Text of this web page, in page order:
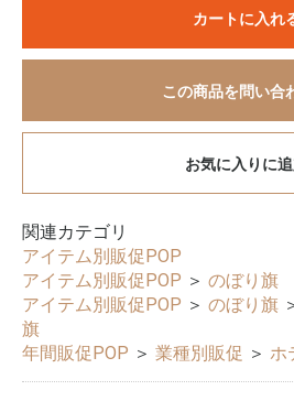
カートに入れ
この商品を問い合
お気に入りに
関連カテゴリ
アイテム別販促POP
アイテム別販促POP ＞ のぼり旗
アイテム別販促POP ＞ のぼり旗
旗
年間販促POP ＞ 業種別販促 ＞ ホ